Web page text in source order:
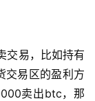
交易，比如持有
交易区的盈利方
卖出btc，那